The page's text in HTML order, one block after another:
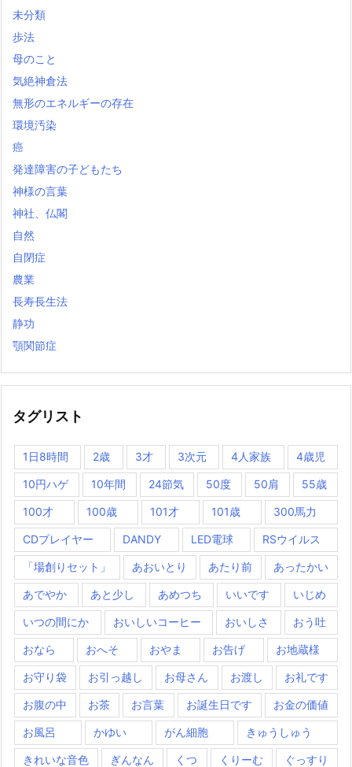
未分類
歩法
母のこと
気絶神倉法
無形のエネルギーの存在
環境汚染
癌
発達障害の子どもたち
神様の言葉
神社、仏閣
自然
自閉症
農業
長寿長生法
静功
顎関節症
タグリスト
1日8時間 2歳 3才 3次元 4人家族 4歳児
10円ハゲ 10年間 24節気 50度 50肩 55歳
100才 100歳 101才 101歳 300馬力
CDプレイヤー DANDY LED電球 RSウイルス
「場創りセット」 あおいとり あたり前 あったかい
あでやか あと少し あめつち いいです いじめ
いつの間にか おいしいコーヒー おいしさ おう吐
おなら おへそ おやま お告げ お地蔵様
お守り袋 お引っ越し お母さん お渡し お礼です
お腹の中 お茶 お言葉 お誕生日です お金の価値
お風呂 かゆい がん細胞 きゅうしゅう
きれいな音色 ぎんなん くつ くりーむ ぐっすり